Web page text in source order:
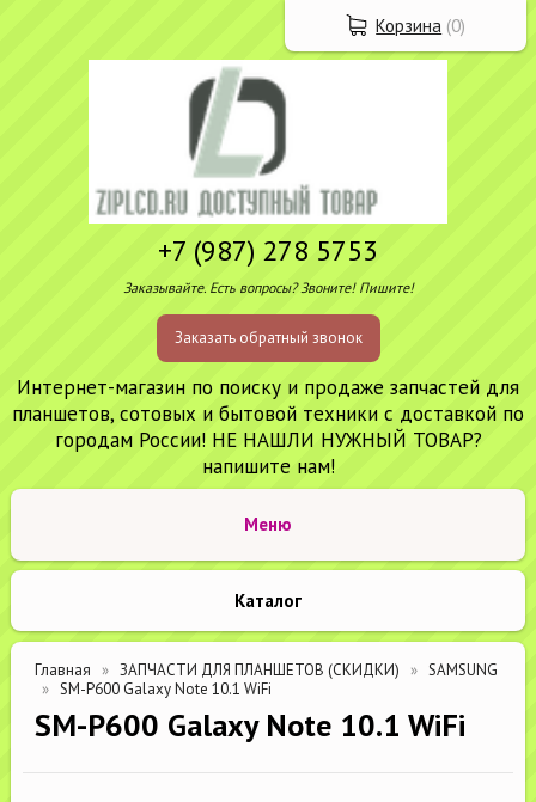
+7 (987) 278 5753
Заказывайте. Есть вопросы? Звоните! Пишите!
Заказать обратный звонок
Интернет-магазин по поиску и продаже запчастей для
планшетов, сотовых и бытовой техники с доставкой по
городам России! НЕ НАШЛИ НУЖНЫЙ ТОВАР?
напишите нам!
Каталог
Главная ЗАПЧАСТИ ДЛЯ ПЛАНШЕТОВ (СКИДКИ)
SAMSUNG
SM-P600 Galaxy Note 10.1 WiFi
SM-P600 Galaxy Note 10.1 WiFi
Корзина (0)